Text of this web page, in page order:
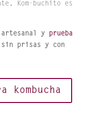
Kom·buchito es
artesanal y prueba
prisas y con
kombucha